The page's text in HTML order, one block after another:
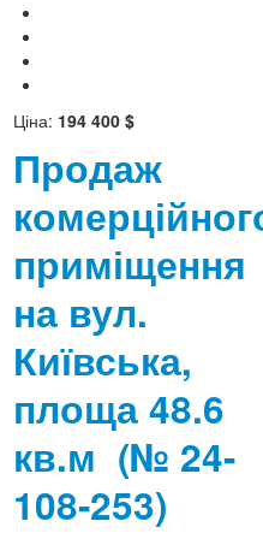
Ціна: 194 400 $
Продаж
приміщення
на вул.
Київська,
площа 48.6
кв.м (№ 24-
108-253)